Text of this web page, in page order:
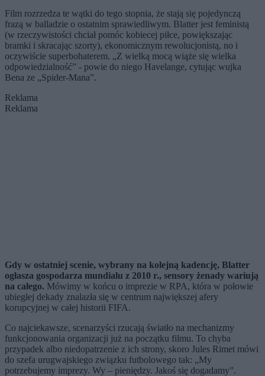
Film rozrzedza te wątki do tego stopnia, że stają się pojedynczą
frazą w balladzie o ostatnim sprawiedliwym. Blatter jest feministą
(w rzeczywistości chciał pomóc kobiecej piłce, powiększając
bramki i skracając szorty), ekonomicznym rewolucjonistą, no i
oczywiście superbohaterem. „Z wielką mocą wiąże się wielka
odpowiedzialność” - powie do niego Havelange, cytując wujka
Bena ze „Spider-Mana”.
Reklama
Reklama
Gdy w ostatniej scenie, wybrany na kolejną kadencję, Blatter
ogłasza gospodarza mundialu z 2010 r., sensory żenady wariują
na całego. Mówimy w końcu o imprezie w RPA, która w połowie
ubiegłej dekady znalazła się w centrum największej afery
korupcyjnej w całej historii FIFA.
Co najciekawsze, scenarzyści rzucają światło na mechanizmy
funkcjonowania organizacji już na początku filmu. To chyba
przypadek albo niedopatrzenie z ich strony, skoro Jules Rimet mówi
do szefa urugwajskiego związku futbolowego tak: „My
potrzebujemy imprezy. Wy – pieniędzy. Jakoś się dogadamy”.